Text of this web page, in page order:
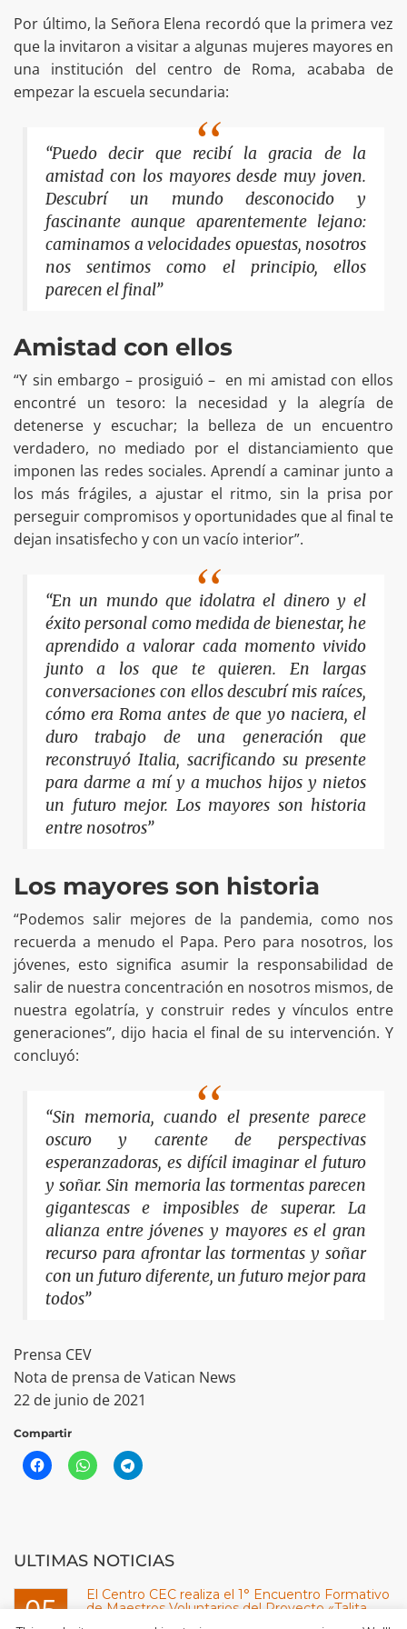
Por último, la Señora Elena recordó que la primera vez
que la invitaron a visitar a algunas mujeres mayores en
una institución del centro de Roma, acababa de
empezar la escuela secundaria:
“Puedo decir que recibí la gracia de la
amistad con los mayores desde muy joven.
Descubrí un mundo desconocido y
fascinante aunque aparentemente lejano:
caminamos a velocidades opuestas, nosotros
nos sentimos como el principio, ellos
parecen el final”
Amistad con ellos
“Y sin embargo – prosiguió – en mi amistad con ellos
encontré un tesoro: la necesidad y la alegría de
detenerse y escuchar; la belleza de un encuentro
verdadero, no mediado por el distanciamiento que
imponen las redes sociales. Aprendí a caminar junto a
los más frágiles, a ajustar el ritmo, sin la prisa por
perseguir compromisos y oportunidades que al final te
dejan insatisfecho y con un vacío interior”.
“En un mundo que idolatra el dinero y el
éxito personal como medida de bienestar, he
aprendido a valorar cada momento vivido
junto a los que te quieren. En largas
conversaciones con ellos descubrí mis raíces,
cómo era Roma antes de que yo naciera, el
duro trabajo de una generación que
reconstruyó Italia, sacrificando su presente
para darme a mí y a muchos hijos y nietos
un futuro mejor. Los mayores son historia
entre nosotros”
Los mayores son historia
“Podemos salir mejores de la pandemia, como nos
recuerda a menudo el Papa. Pero para nosotros, los
jóvenes, esto significa asumir la responsabilidad de
salir de nuestra concentración en nosotros mismos, de
nuestra egolatría, y construir redes y vínculos entre
generaciones”, dijo hacia el final de su intervención. Y
concluyó:
“Sin memoria, cuando el presente parece
oscuro y carente de perspectivas
esperanzadoras, es difícil imaginar el futuro
y soñar. Sin memoria las tormentas parecen
gigantescas e imposibles de superar. La
alianza entre jóvenes y mayores es el gran
recurso para afrontar las tormentas y soñar
con un futuro diferente, un futuro mejor para
todos”
Prensa CEV
Nota de prensa de Vatican News
22 de junio de 2021
Compartir
ULTIMAS NOTICIAS
05
El Centro CEC realiza el 1° Encuentro Formativo
de Maestros Voluntarios del Proyecto «Talita